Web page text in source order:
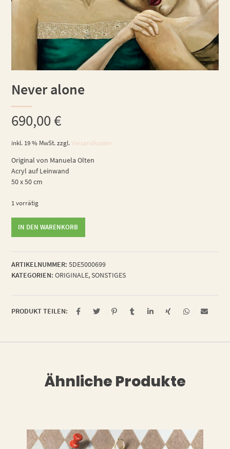
Never alone
690,00€
inkl. 19 % MwSt. zzgl.Versandkosten
Original von Manuela Olten
Acryl auf Leinwand
50 x 50 cm
1 vorrätig
IN DEN WARENKORB
ARTIKELNUMMER: 5DE5000699
KATEGORIEN: ORIGINALE,SONSTIGES
PRODUKT TEILEN:
Ähnliche Produkte